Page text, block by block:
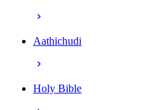
Aathichudi
Holy Bible